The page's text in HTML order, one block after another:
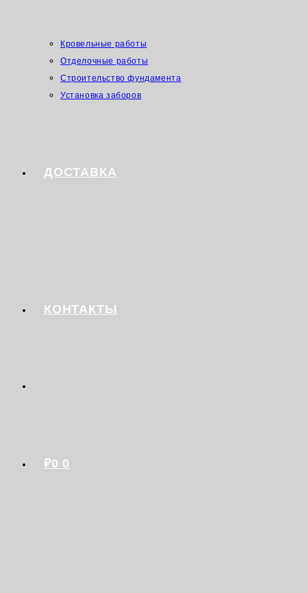
Кровельные работы
Отделочные работы
Строительство фундамента
Установка заборов
ДОСТАВКА
КОНТАКТЫ
₽0 0